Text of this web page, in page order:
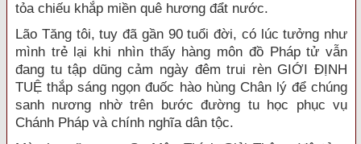
tỏa chiếu khắp miền quê hương đẩt nước.
Lão Tăng tôi, tuy đã gần 90 tuổi đời, có lúc tưởng như
mình trẻ lại khi nhìn thấy hàng môn đồ Pháp tử vẫn
đang tu tập dũng cảm ngày đêm trui rèn GIỚI ÐỊNH
TUỆ thắp sáng ngọn đuốc hào hùng Chân lý để chúng
sanh nương nhờ trên bước đường tu học phục vụ
Chánh Pháp và chính nghĩa dân tộc.